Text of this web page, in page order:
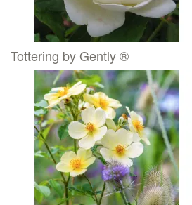
Tottering by Gently ®